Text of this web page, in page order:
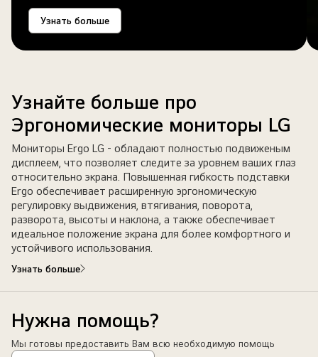
Узнать больше
Узнайте больше про
Эргономические мониторы LG
Мониторы Ergo LG - обладают полностью подвиженым
дисплеем, что позволяет следите за уровнем ваших глаз
относительно экрана. Повышенная гибкость подставки
Ergo обеспечивает расширенную эргономическую
регулировку выдвижения, втягивания, поворота,
разворота, высоты и наклона, а также обеспечивает
идеальное положение экрана для более комфортного и
устойчивого использования.
Узнать больше
Нужна помощь?
Мы готовы предоставить Вам всю необходимую помощь